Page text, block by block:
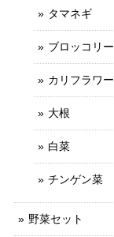
タマネギ
ブロッコリー
カリフラワー
大根
白菜
チンゲン菜
野菜セット